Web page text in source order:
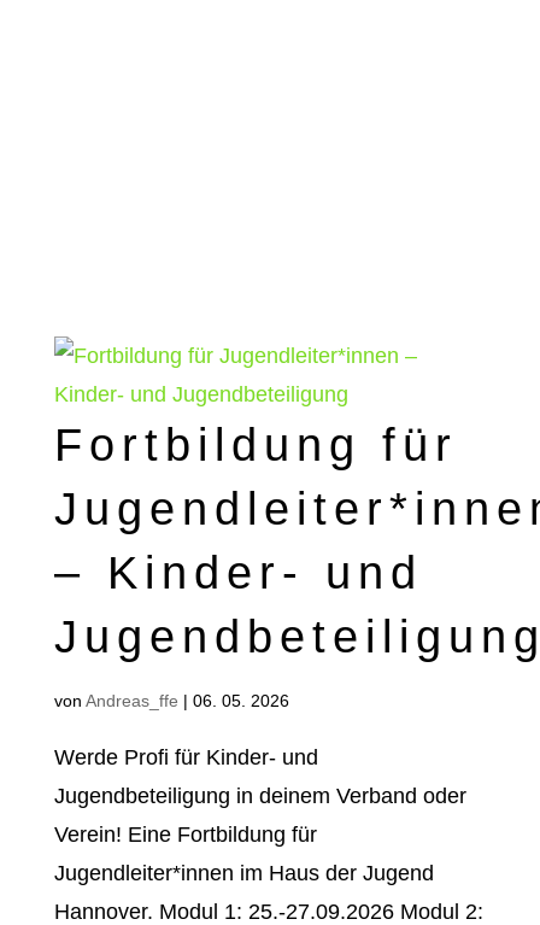
Fortbildung für
– Kinder- und
von Andreas_ffe | 06. 05. 2026
Werde Profi für Kinder- und
Jugendbeteiligung in deinem Verband oder
Verein! Eine Fortbildung für
Jugendleiter*innen im Haus der Jugend
Hannover. Modul 1: 25.-27.09.2026 Modul 2: